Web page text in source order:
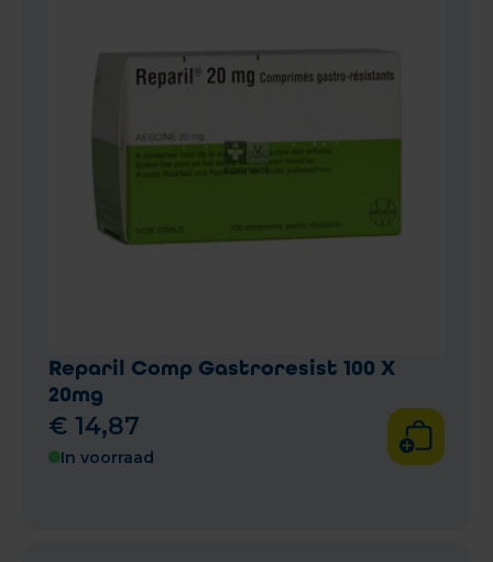
Reparil Comp Gastroresist 100 X
20mg
€ 14,87
In voorraad